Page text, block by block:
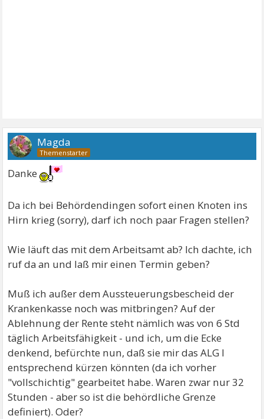
Magda
Danke
Da ich bei Behördendingen sofort einen Knoten ins
Hirn krieg (sorry), darf ich noch paar Fragen stellen?
Wie läuft das mit dem Arbeitsamt ab? Ich dachte, ich
ruf da an und laß mir einen Termin geben?
Muß ich außer dem Aussteuerungsbescheid der
Krankenkasse noch was mitbringen? Auf der
Ablehnung der Rente steht nämlich was von 6 Std
täglich Arbeitsfähigkeit - und ich, um die Ecke
denkend, befürchte nun, daß sie mir das ALG I
entsprechend kürzen könnten (da ich vorher
"vollschichtig" gearbeitet habe. Waren zwar nur 32
Stunden - aber so ist die behördliche Grenze
definiert). Oder?